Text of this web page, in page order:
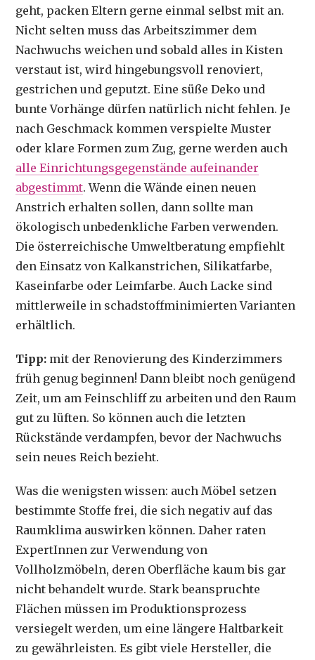
geht, packen Eltern gerne einmal selbst mit an.
Nicht selten muss das Arbeitszimmer dem
Nachwuchs weichen und sobald alles in Kisten
verstaut ist, wird hingebungsvoll renoviert,
gestrichen und geputzt. Eine süße Deko und
bunte Vorhänge dürfen natürlich nicht fehlen. Je
nach Geschmack kommen verspielte Muster
oder klare Formen zum Zug, gerne werden auch
alle Einrichtungsgegenstände aufeinander
abgestimmt. Wenn die Wände einen neuen
Anstrich erhalten sollen, dann sollte man
ökologisch unbedenkliche Farben verwenden.
Die österreichische Umweltberatung empfiehlt
den Einsatz von Kalkanstrichen, Silikatfarbe,
Kaseinfarbe oder Leimfarbe. Auch Lacke sind
mittlerweile in schadstoffminimierten Varianten
erhältlich.
Tipp: mit der Renovierung des Kinderzimmers
früh genug beginnen! Dann bleibt noch genügend
Zeit, um am Feinschliff zu arbeiten und den Raum
gut zu lüften. So können auch die letzten
Rückstände verdampfen, bevor der Nachwuchs
sein neues Reich bezieht.
Was die wenigsten wissen: auch Möbel setzen
bestimmte Stoffe frei, die sich negativ auf das
Raumklima auswirken können. Daher raten
ExpertInnen zur Verwendung von
Vollholzmöbeln, deren Oberfläche kaum bis gar
nicht behandelt wurde. Stark beanspruchte
Flächen müssen im Produktionsprozess
versiegelt werden, um eine längere Haltbarkeit
zu gewährleisten. Es gibt viele Hersteller, die